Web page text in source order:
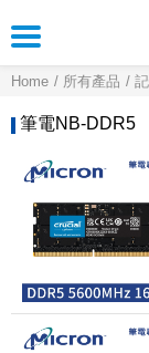
Home 所有產品
筆電NB-DDR5